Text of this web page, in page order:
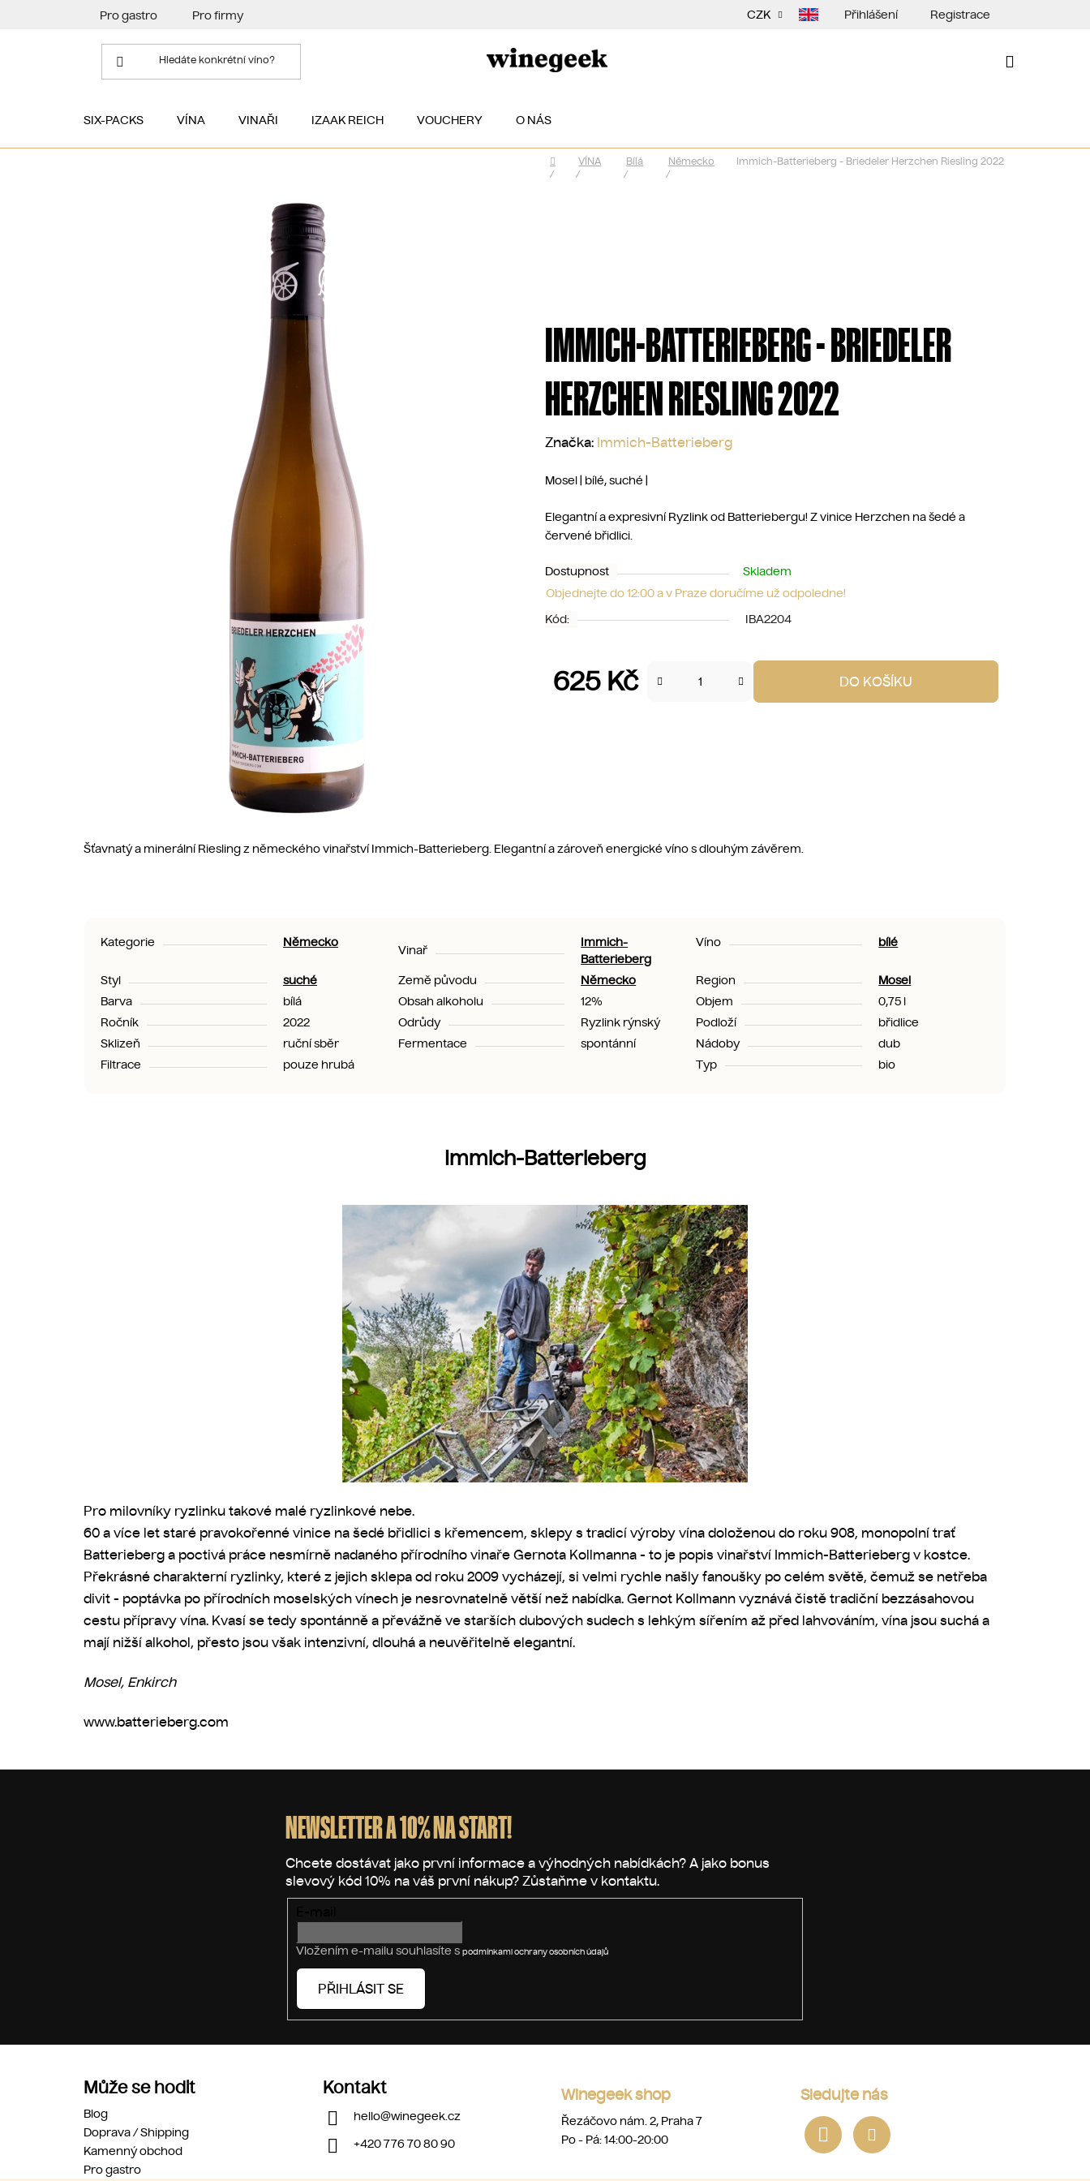
Pro gastro Pro firmy CZK Přihlášení Registrace
SIX-PACKS VÍNA VINAŘI IZAAK REICH VOUCHERY O NÁS
Domů
/
VÍNA
/
Bílá
/
Německo
/
Immich-Batterieberg - Briedeler Herzchen Riesling 2022
IMMICH-BATTERIEBERG - BRIEDELER
HERZCHEN RIESLING 2022
Značka: Immich-Batterieberg
Mosel | bílé, suché |
Elegantní a expresivní Ryzlink od Batteriebergu! Z vinice Herzchen na šedé a
červené břidlici.
Dostupnost
Skladem
Objednejte do 12:00 a v Praze doručíme už odpoledne!
Kód:
IBA2204
625 Kč DO KOŠÍKU
Šťavnatý a minerální Riesling z německého vinařství Immich-Batterieberg. Elegantní a zároveň energické víno s dlouhým závěrem.
Kategorie Německo
Vinař
Immich-
Batterieberg
Víno bílé
Styl suché Země původu Německo Region
Mosel
Barva
bílá Obsah alkoholu 12% Objem
0,75 l
Ročník
2022 Odrůdy Ryzlink rýnský Podloží
břidlice
Sklizeň
ruční sběr Fermentace spontánní Nádoby
dub
Filtrace
pouze hrubá Typ bio
Immich-Batterieberg
Pro milovníky ryzlinku takové malé ryzlinkové nebe.
60 a více let staré pravokořenné vinice na šedé břidlici s křemencem, sklepy s tradicí výroby vína doloženou do roku 908, monopolní trať
Batterieberg a poctivá práce nesmírně nadaného přírodního vinaře Gernota Kollmanna - to je popis vinařství Immich-Batterieberg v kostce.
Překrásné charakterní ryzlinky, které z jejich sklepa od roku 2009 vycházejí, si velmi rychle našly fanoušky po celém světě, čemuž se netřeba
divit - poptávka po přírodních moselských vínech je nesrovnatelně větší než nabídka. Gernot Kollmann vyznává čistě tradiční bezzásahovou
cestu přípravy vína. Kvasí se tedy spontánně a převážně ve starších dubových sudech s lehkým sířením až před lahvováním, vína jsou suchá a
mají nižší alkohol, přesto jsou však intenzivní, dlouhá a neuvěřitelně elegantní.
Mosel, Enkirch
www.batterieberg.com
NEWSLETTER A 10% NA START!
Vložením e-mailu souhlasíte s podmínkami ochrany osobních údajů
PŘIHLÁSIT SE
Může se hodit
Blog
Doprava / Shipping
Kamenný obchod
Pro gastro
Kontakt
hello@winegeek.cz
+420 776 70 80 90
Winegeek shop
Řezáčovo nám. 2, Praha 7
Po - Pá: 14:00-20:00
Sledujte nás